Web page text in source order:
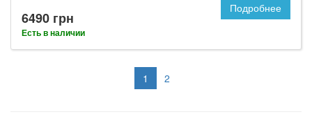
6490 грн
Есть в наличии
Подробнее
1 2